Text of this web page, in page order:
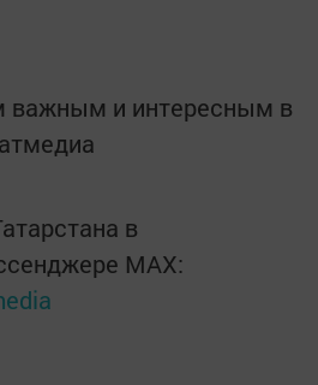
важным и интересным в
в
MАХ: